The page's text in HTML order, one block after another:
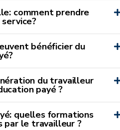
comment prendre
bénéficier du
du travailleur
payé ?
quelles formations
par le travailleur ?